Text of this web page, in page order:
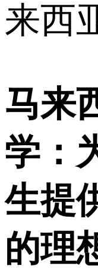
来西
马来
学：
生提
的理